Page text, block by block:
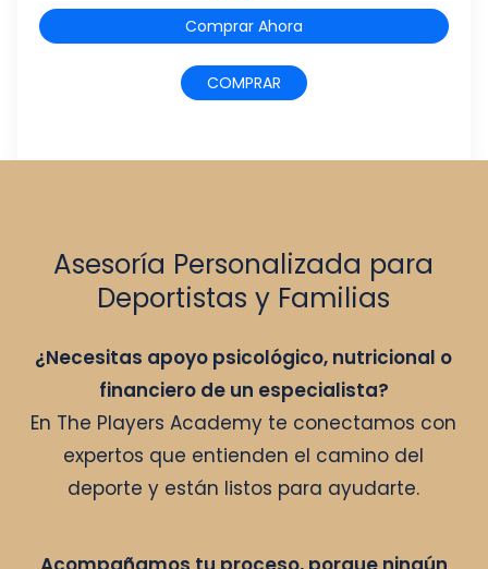
Comprar Ahora
COMPRAR
Asesoría Personalizada para
Deportistas y Familias
¿Necesitas apoyo psicológico, nutricional o
financiero de un especialista?
En The Players Academy te conectamos con
expertos que entienden el camino del
deporte y están listos para ayudarte.